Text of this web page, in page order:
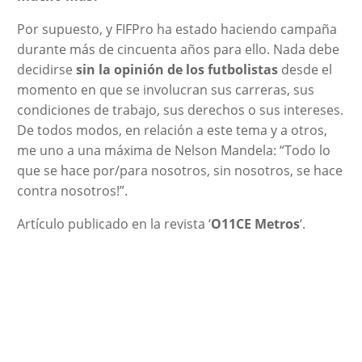
Por supuesto, y FIFPro ha estado haciendo campaña
durante más de cincuenta años para ello. Nada debe
decidirse sin la opinión de los futbolistasdesde el
momento en que se involucran sus carreras, sus
condiciones de trabajo, sus derechos o sus intereses.
De todos modos, en relación a este tema y a otros,
me uno a una máxima de Nelson Mandela: “Todo lo
que se hace por/para nosotros, sin nosotros, se hace
contra nosotros!”.
Artículo publicado en la revista ‘O11CE Metros‘.